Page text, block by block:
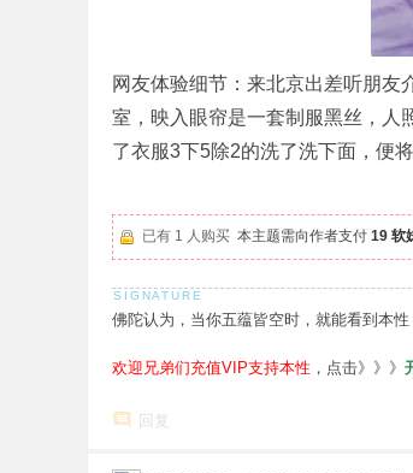
网友体验细节：来北京出差听朋友
室，映入眼帘是一套制服黑丝，人
了衣服3下5除2的洗了洗下面，便
已有 1 人购买 本主题需向作者支付 19 软
佛陀认为，当你五蕴皆空时，就能看到本性
欢迎兄弟们充值VIP支持本性 ，点击》》》
回复